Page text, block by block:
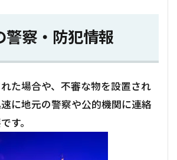
警察・防犯情報
た場合や、不審な物を設置され
に地元の警察や公的機関に連絡
す。